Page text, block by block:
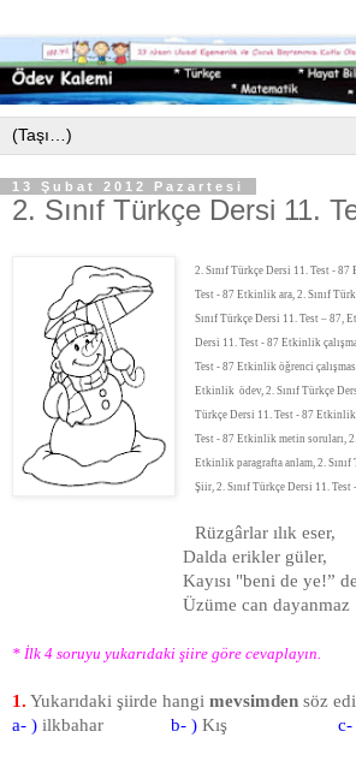
13 Şubat 2012 Pazartesi
2. Sınıf Türkçe Dersi 11.
2. Sınıf Türkçe Dersi 11. Test - 87
Test - 87 Etkinlik ara, 2. Sınıf
Sınıf Türkçe Dersi 11. Test – 87,
Dersi 11. Test - 87 Etkinlik
Test - 87 Etkinlik öğrenci
Etkinlik ödev, 2. Sınıf Türkçe
Türkçe Dersi 11. Test - 87 Etkinlik
Test - 87 Etkinlik metin soruları,
Etkinlik paragrafta anlam, 2.
Şiir, 2. Sınıf Türkçe Dersi 11.
Rüzgârlar ılık eser,
Dalda erikler güler,
Kayısı "beni de ye!”
Üzüme can dayanmaz
* İlk 4 soruyu yukarıdaki şiire göre cevaplayın.
1. Yukarıdaki şiirde hangi mev­simden söz
a- ) ilkbahar b- ) Kış c-